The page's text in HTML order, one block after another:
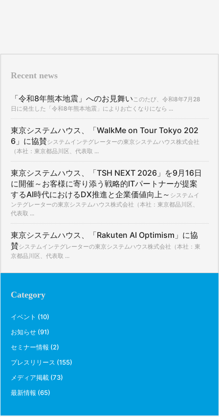
Recent news
「令和8年熊本地震」へのお見舞い このたび、令和8年7月28
日に発生した「令和8年熊本地震」によりお亡くなりになら ...
東京システムハウス、「WalkMe on Tour Tokyo 202
6」に協賛システムインテグレーターの東京システムハウス株式会社
（本社：東京都品川区、代表取 ...
東京システムハウス、「TSH NEXT 2026」を9月16日
に開催～お客様に寄り添う戦略的ITパートナーが提案
するAI時代におけるDX推進と企業価値向上～ システムイ
ンテグレーターの東京システムハウス株式会社（本社：東京都品川区、
代表取 ...
東京システムハウス、「Rakuten AI Optimism」に協
賛システムインテグレーターの東京システムハウス株式会社（本社：東
京都品川区、代表取 ...
Category
イベント (10)
お知らせ(91)
セミナー情報 (2)
プレスリリース (155)
メディア掲載(73)
最新情報 (65)